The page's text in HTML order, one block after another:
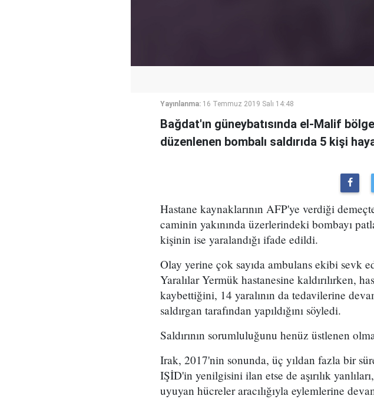
Yayınlanma: 16 Temmuz 2019 Salı 14:48
Bağdat'ın güneybatısında el-Malif
düzenlenen bombalı saldırıda 5 kişi
Hastane kaynaklarının AFP'ye verdiği
caminin yakınında üzerlerindeki bombayı
kişinin ise yaralandığı ifade edildi.
Olay yerine çok sayıda ambulans ekibi sevk
Yaralılar Yermük hastanesine kaldırılırken,
kaybettiğini, 14 yaralının da tedavilerine
saldırgan tarafından yapıldığını söyledi.
Saldırının sorumluluğunu henüz üstlenen
Irak, 2017'nin sonunda, üç yıldan fazla bir
IŞİD'in yenilgisini ilan etse de aşırılık
uyuyan hücreler aracılığıyla eylemlerine